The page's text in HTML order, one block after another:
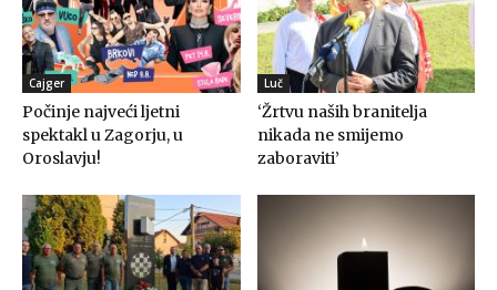
Cajger
Počinje najveći ljetni
spektakl u Zagorju, u
Oroslavju!
Luč
‘Žrtvu naših branitelja
nikada ne smijemo
zaboraviti’